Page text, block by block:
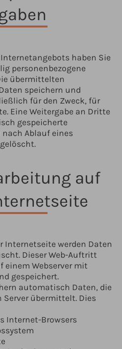
haben Sie
personenbezogene
übermittelten
speichern und
für den Zweck, für
Eine Weitergabe an Dritte
gespeicherte
Ablauf eines
auf
Internetseite werden Daten
Dieser Web-Auftritt
Webserver mit
gespeichert.
automatisch Daten, die
Server übermittelt. Dies
Internet-Browsers